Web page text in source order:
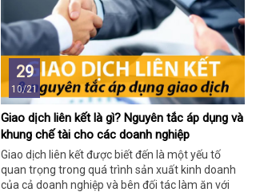
29
10/21
Giao dịch liên kết là gì? Nguyên tắc áp dụng và
khung chế tài cho các doanh nghiệp
Giao dịch liên kết được biết đến là một yếu tố
quan trọng trong quá trình sản xuất kinh doanh
của cả doanh nghiệp và bên đối tác làm ăn với